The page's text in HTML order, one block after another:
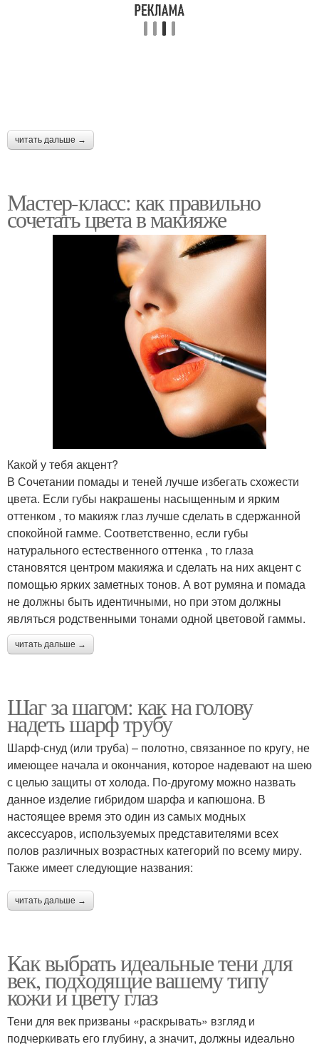
читать дальше →
Мастер-класс: как правильно
сочетать цвета в макияже
Какой у тебя акцент?
В Сочетании помады и теней лучше избегать схожести
цвета. Если губы накрашены насыщенным и ярким
оттенком , то макияж глаз лучше сделать в сдержанной
спокойной гамме. Соответственно, если губы
натурального естественного оттенка , то глаза
становятся центром макияжа и сделать на них акцент с
помощью ярких заметных тонов. А вот румяна и помада
не должны быть идентичными, но при этом должны
являться родственными тонами одной цветовой гаммы.
читать дальше →
Шаг за шагом: как на голову
надеть шарф трубу
Шарф-снуд (или труба) – полотно, связанное по кругу, не
имеющее начала и окончания, которое надевают на шею
с целью защиты от холода. По-другому можно назвать
данное изделие гибридом шарфа и капюшона. В
настоящее время это один из самых модных
аксессуаров, используемых представителями всех
полов различных возрастных категорий по всему миру.
Также имеет следующие названия:
читать дальше →
Как выбрать идеальные тени для
век, подходящие вашему типу
кожи и цвету глаз
Тени для век призваны «раскрывать» взгляд и
подчеркивать его глубину, а значит, должны идеально